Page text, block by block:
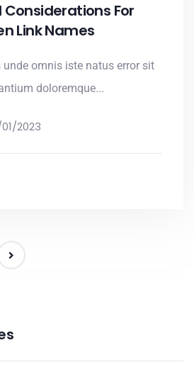
For
Link Names
omnis iste natus error sit
doloremque...
2023